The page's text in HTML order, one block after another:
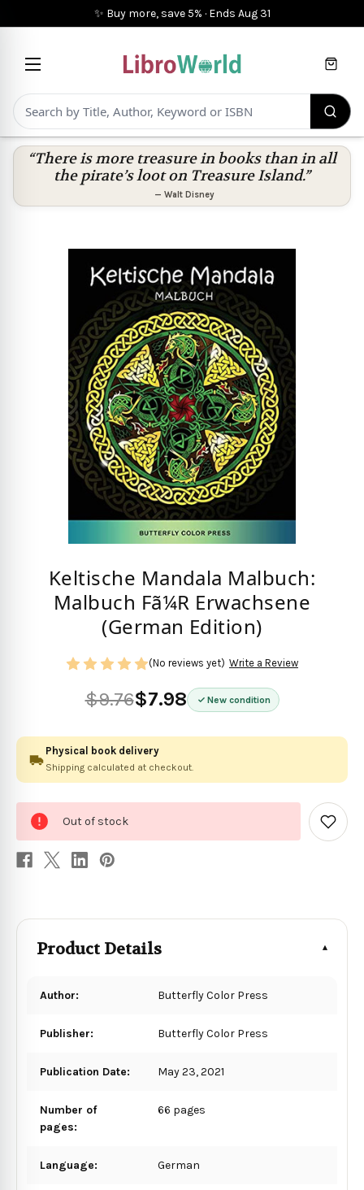
✨ Buy more, save 5% · Ends Aug 31
Cart
“There is more treasure in books than in all
the pirate’s loot on Treasure Island.”
— Walt Disney
Keltische Mandala Malbuch:
Malbuch Fã¼R Erwachsene
(German Edition)
$9.76$7.98 New condition
(No reviews yet) Write a Review
Physical book delivery
Shipping calculated at checkout.
stock
Out of stock
Add
to
Product Details
Author: Butterfly Color Press
Publisher: Butterfly Color Press
Publication Date: May 23, 2021
Number of
pages:
66 pages
Language: German